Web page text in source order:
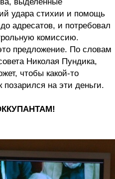
удара стихии и помощь
адресатов, и потребовал
комиссию.
предложение. По словам
Николая Пундика,
чтобы какой-то
позарился на эти деньги.